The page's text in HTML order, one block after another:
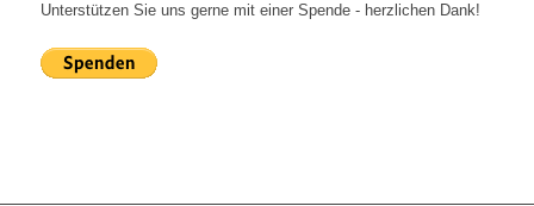
Unterstützen Sie uns gerne mit einer Spende - herzlichen Dank!